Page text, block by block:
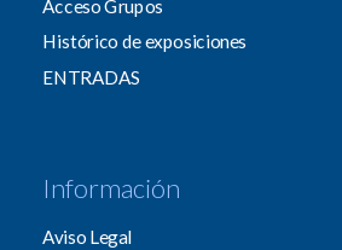
Acceso Grupos
Histórico de exposiciones
ENTRADAS
Información
Aviso Legal